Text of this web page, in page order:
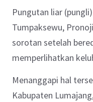
Pungutan liar
Tumpaksewu,
sorotan setelah
memperlihatkan
Menanggapi hal
Kabupaten